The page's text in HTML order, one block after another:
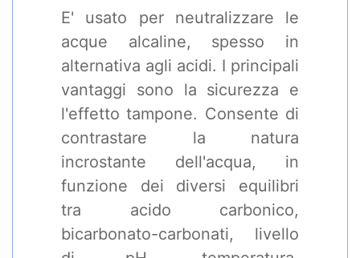
E' usato per neutralizzare le
acque alcaline, spesso in
alternativa agli acidi. I principali
vantaggi sono la sicurezza e
l'effetto tampone. Consente di
contrastare la natura
incrostante dell'acqua, in
funzione dei diversi equilibri
tra acido carbonico,
bicarbonato-carbonati, livello